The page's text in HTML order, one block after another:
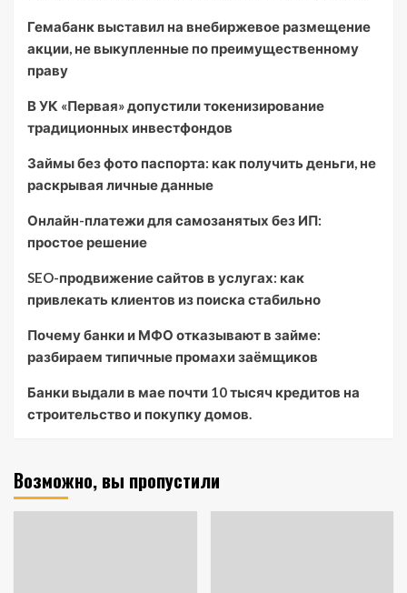
Гемабанк выставил на внебиржевое размещение
акции, не выкупленные по преимущественному
праву
В УК «Первая» допустили токенизирование
традиционных инвестфондов
Займы без фото паспорта: как получить деньги, не
раскрывая личные данные
Онлайн-платежи для самозанятых без ИП:
простое решение
SEO-продвижение сайтов в услугах: как
привлекать клиентов из поиска стабильно
Почему банки и МФО отказывают в займе:
разбираем типичные промахи заёмщиков
Банки выдали в мае почти 10 тысяч кредитов на
строительство и покупку домов.
Возможно, вы пропустили